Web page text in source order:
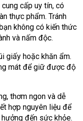
cấp uy tín, có
thực phẩm. Tránh
không có kiến thức
và nấm độc.
giấy hoặc khăn ẩm.
mát để giữ được độ
thơm ngon và dễ
hợp nguyên liệu để
đến sức khỏe.